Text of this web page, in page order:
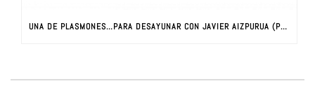
UNA DE PLASMONES…PARA DESAYUNAR CON JAVIER AIZPURUA (PARTE I)